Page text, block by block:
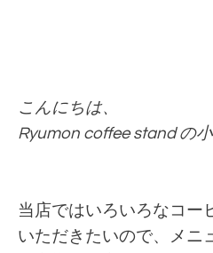
こんにちは、
Ryumon coffee stand の小
当店ではいろいろなコ
いただきたいので、メニ